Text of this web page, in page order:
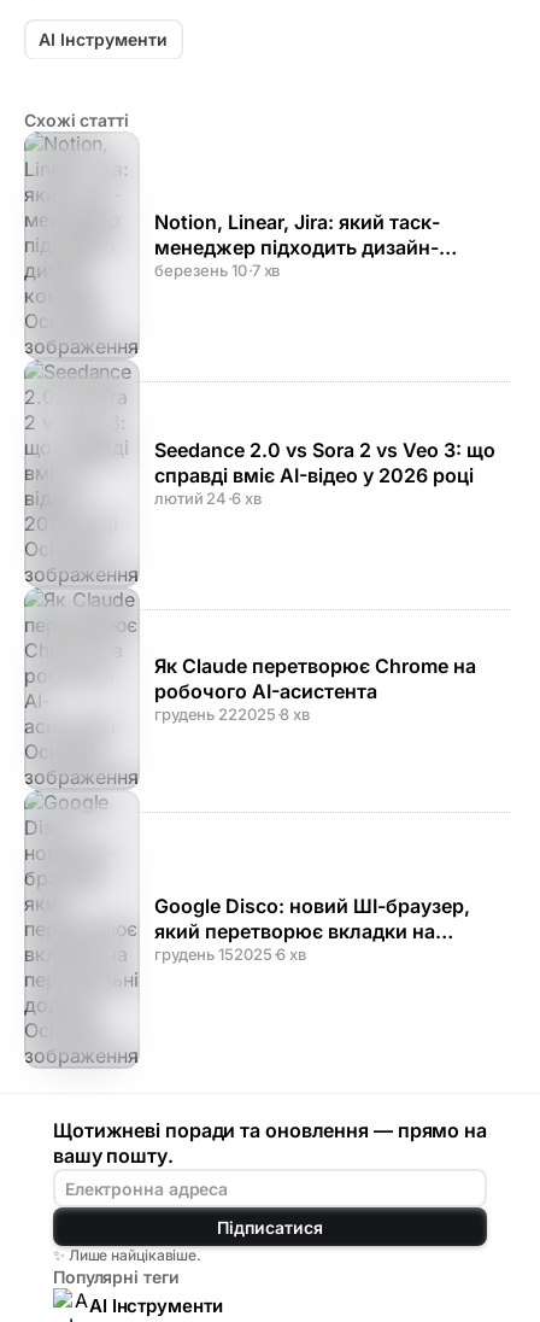
AI Інструменти
Схожі статті
Notion, Linear, Jira: який таск-
менеджер підходить дизайн-
команді
березень 10·7 хв
Seedance 2.0 vs Sora 2 vs Veo 3: що
справді вміє AI-відео у 2026 році
лютий 24·6 хв
Як Claude перетворює Chrome на
робочого AI-асистента
грудень 222025·8 хв
Google Disco: новий ШІ-браузер,
який перетворює вкладки на
персональні додатки
грудень 152025·6 хв
Щотижневі поради та оновлення — прямо на
вашу пошту.
Підписатися
✨ Лише найцікавіше.
Популярні теги
AI Інструменти